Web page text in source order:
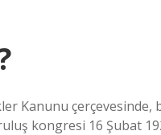
Kanunu
kongresi 16 Şubat